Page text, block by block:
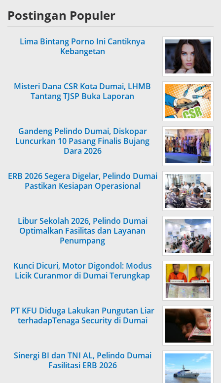
Postingan Populer
Lima Bintang Porno Ini Cantiknya
Kebangetan
Misteri Dana CSR Kota Dumai, LHMB
Tantang TJSP Buka Laporan
Gandeng Pelindo Dumai, Diskopar
Luncurkan 10 Pasang Finalis Bujang
Dara 2026
ERB 2026 Segera Digelar, Pelindo Dumai
Pastikan Kesiapan Operasional
Libur Sekolah 2026, Pelindo Dumai
Optimalkan Fasilitas dan Layanan
Penumpang
Kunci Dicuri, Motor Digondol: Modus
Licik Curanmor di Dumai Terungkap
PT KFU Diduga Lakukan Pungutan Liar
terhadapTenaga Security di Dumai
Sinergi BI dan TNI AL, Pelindo Dumai
Fasilitasi ERB 2026